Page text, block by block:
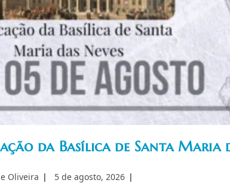
da Basílica de Santa Maria
Oliveira
Post
5 de agosto, 2026